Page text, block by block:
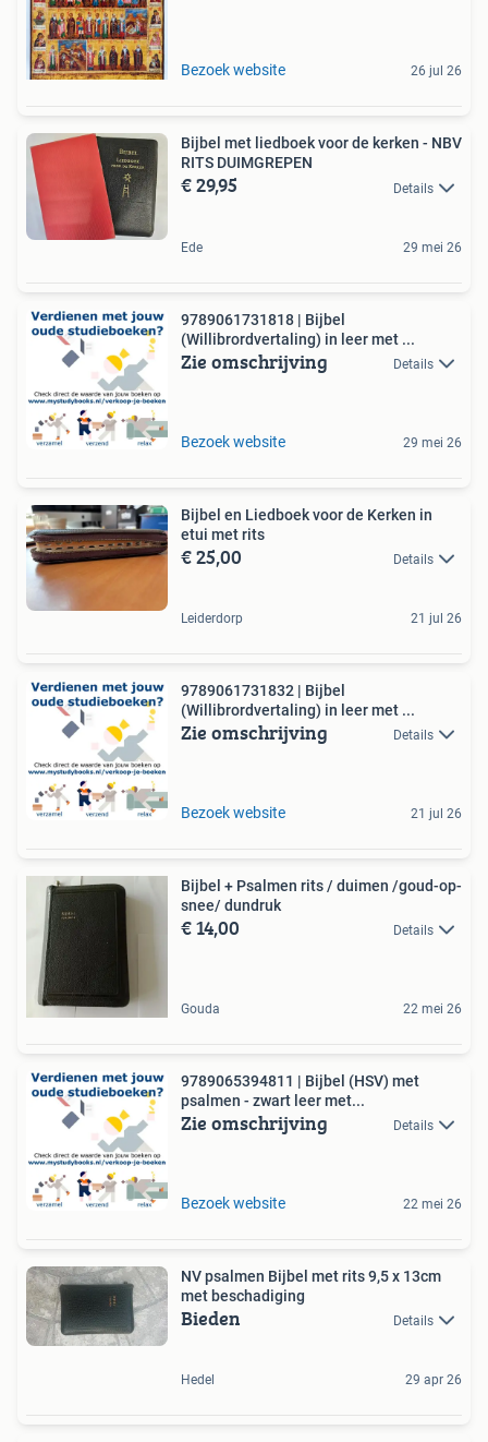
Bezoek website 26 jul 26
Bijbel met liedboek voor de kerken - NBV
RITS DUIMGREPEN
€ 29,95 Details
Ede 29 mei 26
9789061731818 | Bijbel
(Willibrordvertaling) in leer met ...
Zie omschrijving Details
Bezoek website 29 mei 26
Bijbel en Liedboek voor de Kerken in
etui met rits
€ 25,00 Details
Leiderdorp 21 jul 26
9789061731832 | Bijbel
(Willibrordvertaling) in leer met ...
Zie omschrijving Details
Bezoek website 21 jul 26
Bijbel + Psalmen rits / duimen /goud-op-
snee/ dundruk
€ 14,00 Details
Gouda 22 mei 26
9789065394811 | Bijbel (HSV) met
psalmen - zwart leer met...
Zie omschrijving Details
Bezoek website 22 mei 26
NV psalmen Bijbel met rits 9,5 x 13cm
met beschadiging
Bieden Details
Hedel 29 apr 26